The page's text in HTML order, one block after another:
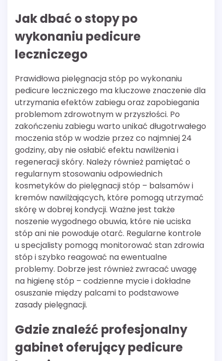
Jak dbać o stopy po
wykonaniu pedicure
leczniczego
Prawidłowa pielęgnacja stóp po wykonaniu
pedicure leczniczego ma kluczowe znaczenie dla
utrzymania efektów zabiegu oraz zapobiegania
problemom zdrowotnym w przyszłości. Po
zakończeniu zabiegu warto unikać długotrwałego
moczenia stóp w wodzie przez co najmniej 24
godziny, aby nie osłabić efektu nawilżenia i
regeneracji skóry. Należy również pamiętać o
regularnym stosowaniu odpowiednich
kosmetyków do pielęgnacji stóp – balsamów i
kremów nawilżających, które pomogą utrzymać
skórę w dobrej kondycji. Ważne jest także
noszenie wygodnego obuwia, które nie uciska
stóp ani nie powoduje otarć. Regularne kontrole
u specjalisty pomogą monitorować stan zdrowia
stóp i szybko reagować na ewentualne
problemy. Dobrze jest również zwracać uwagę
na higienę stóp – codzienne mycie i dokładne
osuszanie między palcami to podstawowe
zasady pielęgnacji.
Gdzie znaleźć profesjonalny
gabinet oferujący pedicure